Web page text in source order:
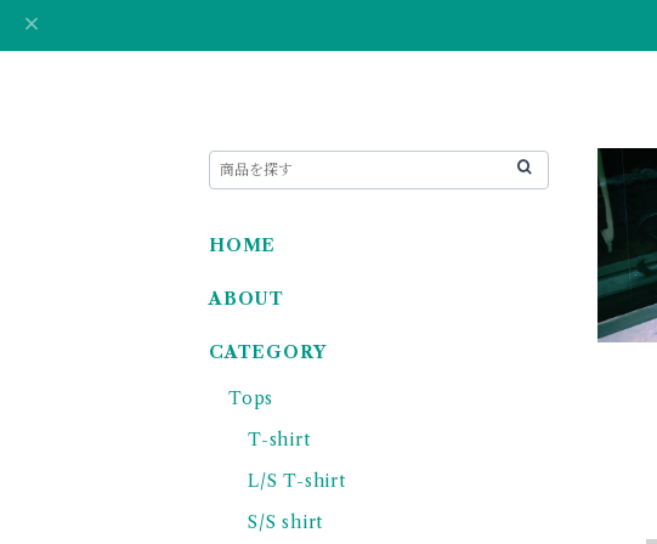
HOME
ABOUT
CATEGORY
Tops
T-shirt
L/S T-shirt
S/S shirt